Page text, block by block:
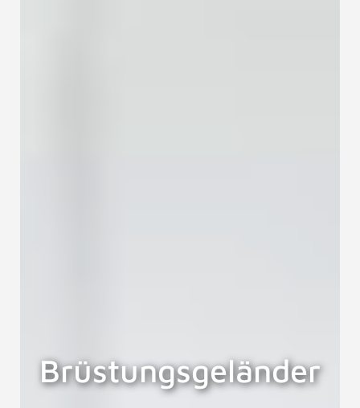
Brüstungsgeländer